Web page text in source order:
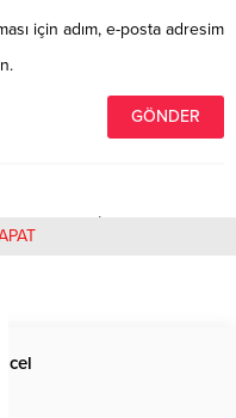
için adım, e-posta adresim
yukarıdaki form